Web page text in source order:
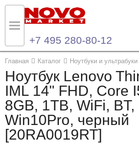
+7 495 280-80-12
Главная Каталог Ноутбуки и
Ноутбук Lenovo
IML 14" FHD, Core
8GB, 1TB, WiFi, BT,
Win10Pro, черный
[20RA0019RT]
Назад
Каталог продукции
Ноутбуки и ультрабуки
Компьютеры
Назад
Контакты
Контактная информация